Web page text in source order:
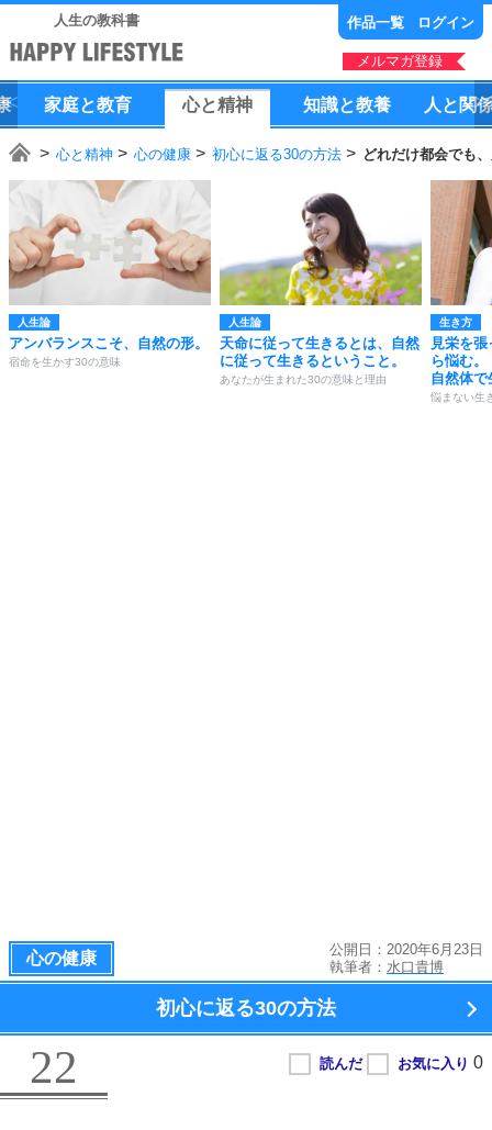
人生の教科書 作品一覧 ログイン
メルマガ登録
家庭と教育 心と精神 知識と教養 人 と 関
心と精神 心の健康 初心に返る30の方法 どれだけ都会でも
人生論
アンバランスこそ、自然の形。
宿命を生かす30の意味
人生論
天命に従って生きるとは、自然
に従って生きるということ。
あなたが生まれた30の意味と理由
生き方
見栄を
ら悩む。
自然体で
悩まない生
心の健康
公開日：2020年6月23日
執筆者： 水口貴博
初心に返る30の方法
22